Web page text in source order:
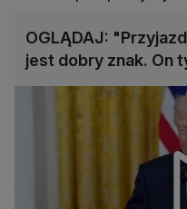
OGLĄDAJ:
jest dobry znak. On